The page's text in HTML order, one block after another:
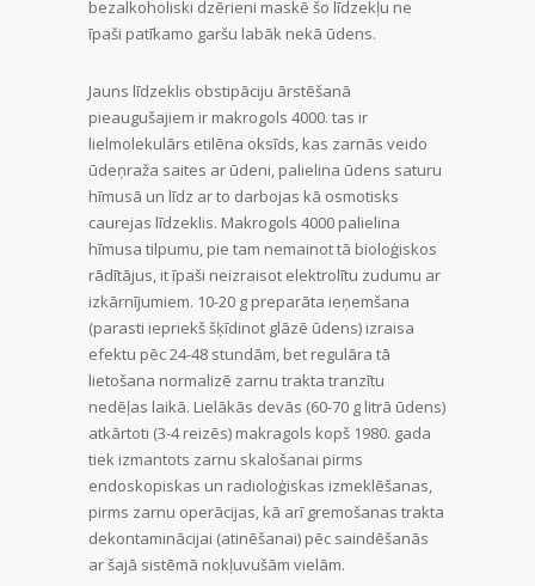
bezalkoholiski dzērieni maskē šo līdzekļu ne
īpaši patīkamo garšu labāk nekā ūdens.
Jauns līdzeklis obstipāciju ārstēšanā
pieaugušajiem ir makrogols 4000. tas ir
lielmolekulārs etilēna oksīds, kas zarnās veido
ūdeņraža saites ar ūdeni, palielina ūdens saturu
hīmusā un līdz ar to darbojas kā osmotisks
caurejas līdzeklis. Makrogols 4000 palielina
hīmusa tilpumu, pie tam nemainot tā bioloģiskos
rādītājus, it īpaši neizraisot elektrolītu zudumu ar
izkārnījumiem. 10-20 g preparāta ieņemšana
(parasti iepriekš šķīdinot glāzē ūdens) izraisa
efektu pēc 24-48 stundām, bet regulāra tā
lietošana normalizē zarnu trakta tranzītu
nedēļas laikā. Lielākās devās (60-70 g litrā ūdens)
atkārtoti (3-4 reizēs) makragols kopš 1980. gada
tiek izmantots zarnu skalošanai pirms
endoskopiskas un radioloģiskas izmeklēšanas,
pirms zarnu operācijas, kā arī gremošanas trakta
dekontaminācijai (atinēšanai) pēc saindēšanās
ar šajā sistēmā nokļuvušām vielām.